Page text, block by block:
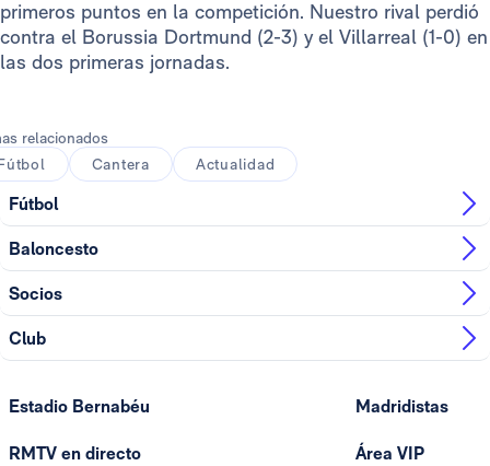
primeros puntos en la competición. Nuestro rival perdió
contra el Borussia Dortmund (2-3) y el Villarreal (1-0) en
las dos primeras jornadas.
relacionados
Cantera Actualidad
Fútbol
Baloncesto
Socios
Club
Estadio Bernabéu
RMTV en directo
Madridistas
Área VIP